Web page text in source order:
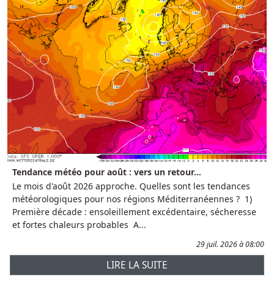
Tendance météo pour août : vers un retour...
Le mois d'août 2026 approche. Quelles sont les tendances
météorologiques pour nos régions Méditerranéennes ? 1)
Première décade : ensoleillement excédentaire, sécheresse
et fortes chaleurs probables A...
29 juil. 2026 à 08:00
LIRE LA SUITE